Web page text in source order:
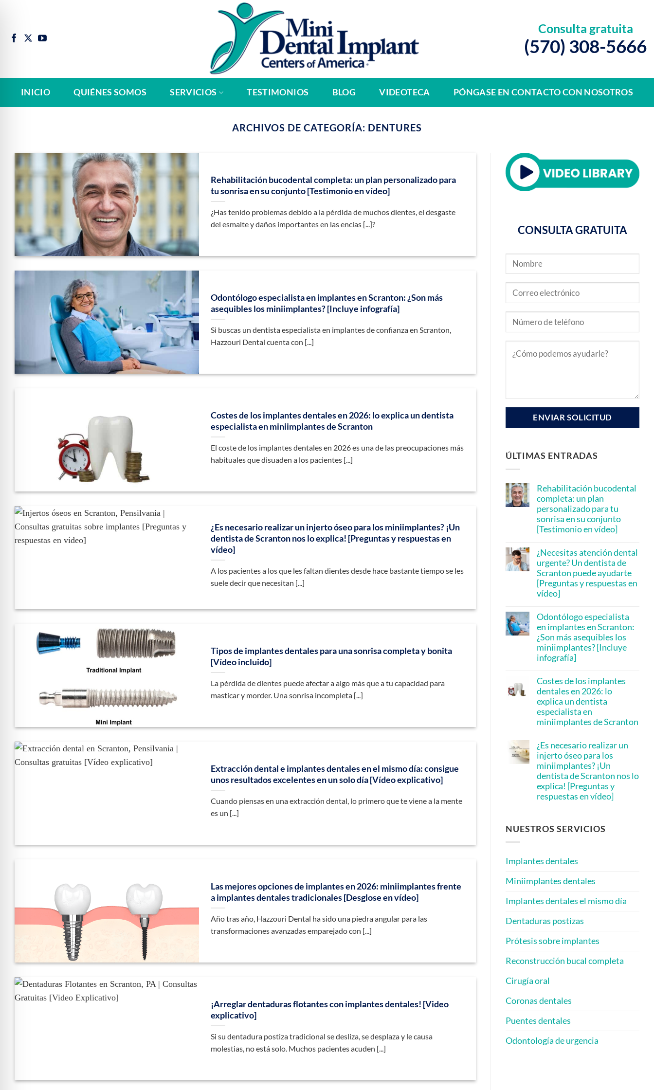
contenido
Consulta gratuita
(570) 308-5666
INICIO QUIÉNES SOMOS SERVICIOS TESTIMONIOS BLOG VIDEOTECA PÓNGASE EN CONTACTO CON NOSOTROS
ARCHIVOS DE CATEGORÍA: DENTURES
Rehabilitación bucodental completa: un plan personalizado para
tu sonrisa en su conjunto [Testimonio en vídeo]
¿Has tenido problemas debido a la pérdida de muchos dientes, el desgaste
del esmalte y daños importantes en las encías [...]?
Odontólogo especialista en implantes en Scranton: ¿Son más
asequibles los miniimplantes? [Incluye infografía]
Si buscas un dentista especialista en implantes de confianza en Scranton,
Hazzouri Dental cuenta con [...]
Costes de los implantes dentales en 2026: lo explica un dentista
especialista en miniimplantes de Scranton
El coste de los implantes dentales en 2026 es una de las preocupaciones más
habituales que disuaden a los pacientes [...]
¿Es necesario realizar un injerto óseo para los miniimplantes? ¡Un
dentista de Scranton nos lo explica! [Preguntas y respuestas en
vídeo]
A los pacientes a los que les faltan dientes desde hace bastante tiempo se les
suele decir que necesitan [...]
Tipos de implantes dentales para una sonrisa completa y bonita
[Vídeo incluido]
La pérdida de dientes puede afectar a algo más que a tu capacidad para
masticar y morder. Una sonrisa incompleta [...]
Extracción dental e implantes dentales en el mismo día: consigue
unos resultados excelentes en un solo día [Vídeo explicativo]
Cuando piensas en una extracción dental, lo primero que te viene a la mente
es un [...]
Las mejores opciones de implantes en 2026: miniimplantes frente
a implantes dentales tradicionales [Desglose en vídeo]
Año tras año, Hazzouri Dental ha sido una piedra angular para las
transformaciones avanzadas emparejado con [...]
¡Arreglar dentaduras flotantes con implantes dentales! [Video
explicativo]
Si su dentadura postiza tradicional se desliza, se desplaza y le causa
molestias, no está solo. Muchos pacientes acuden [...]
CONSULTA GRATUITA
ÚLTIMAS ENTRADAS
Rehabilitación bucodental
completa: un plan
personalizado para tu
sonrisa en su conjunto
[Testimonio en vídeo]
comentarios
en
Full
Mouth
Rehabilitation:
A
Personalized
Your
Whole
Smile
[Video
Testimonial]
¿Necesitas atención dental
urgente? Un dentista de
Scranton puede ayudarte
[Preguntas y respuestas en
vídeo]
comentarios
en
Need
Urgent
Dental
Care?
A
Can
Help
[Video
Q&A]
Odontólogo especialista
en implantes en Scranton:
¿Son más asequibles los
miniimplantes? [Incluye
infografía]
comentarios
en
Implant
Dentist
in
Scranton:
Are
More
Affordable?
[Infographic
Inside]
Costes de los implantes
dentales en 2026: lo
explica un dentista
especialista en
miniimplantes de Scranton
comentarios
en
Dental
Implant
Costs
in
2026:
A
Scranton
Explains
¿Es necesario realizar un
injerto óseo para los
miniimplantes? ¡Un
dentista de Scranton nos lo
explica! [Preguntas y
respuestas en vídeo]
en
Is
for
A
Answers!
NUESTROS SERVICIOS
Implantes dentales
Miniimplantes dentales
Implantes dentales el mismo día
Dentaduras postizas
Prótesis sobre implantes
Reconstrucción bucal completa
Cirugía oral
Coronas dentales
Puentes dentales
Odontología de urgencia